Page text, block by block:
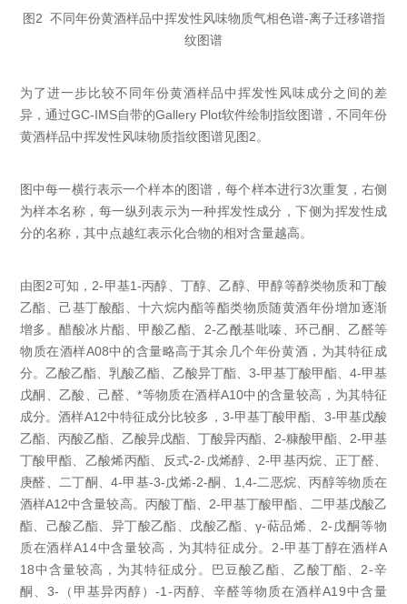
图2 不同年份黄酒样品中挥发性风味物质气相色谱-离子迁移谱指
纹图谱
为了进一步比较不同年份黄酒样品中挥发性风味成分之间的差
异，通过GC-IMS自带的Gallery Plot软件绘制指纹图谱，不同年份
黄酒样品中挥发性风味物质指纹图谱见图2。
图中每一横行表示一个样本的图谱，每个样本进行3次重复，右侧
为样本名称，每一纵列表示为一种挥发性成分，下侧为挥发性成
分的名称，其中点越红表示化合物的相对含量越高。
由图2可知，2-甲基1-丙醇 、丁醇、乙醇、甲醇等醇类物质和丁酸
乙酯、己基丁酸酯、十六烷内酯等酯类物质随黄酒年份增加逐渐
增多。醋酸冰片酯、甲酸乙酯、2-乙酰基吡嗪、环己酮、乙醛等
物质在酒样A08中的含量略高于其余几个年份黄酒，为其特征成
分。乙酸乙酯、乳酸乙酯、乙酸异丁酯、3-甲基丁酸甲酯、4-甲基
戊酮、乙酸、己醛、*等物质在酒样A10中的含量较高，为其特征
成分。酒样A12中特征成分比较多，3-甲基丁酸甲酯、 3-甲基戊酸
乙酯 、丙酸乙酯、乙酸异戊酯、丁酸异丙酯、2-糠酸甲酯、 2-甲基
丁酸甲酯 、乙酸烯丙酯、反式-2-戊烯醇、2-甲基丙烷、正丁醛、
庚醛、二丁酮、4-甲基-3-戊烯-2-酮、1,4-二恶烷、丙醇等物质在
酒样A12中含量较高。丙酸丁酯、2-甲基丁酸甲酯、二甲基戊酸乙
酯、己酸乙酯、异丁酸乙酯、戊酸乙酯、γ-萜品烯、2-戊酮等物
质在酒样A14中含量较高，为其特征成分。 2-甲基丁醇在酒样A
18中含量较高，为其特征成分。 巴豆酸乙酯、乙酸丁酯、2-辛
酮、3-（甲基异丙醇）-1-丙醇、辛醛等物质在酒样A19中含量